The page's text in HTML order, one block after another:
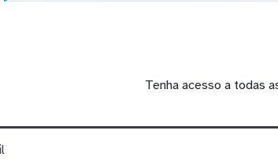
Tenha acesso a todas